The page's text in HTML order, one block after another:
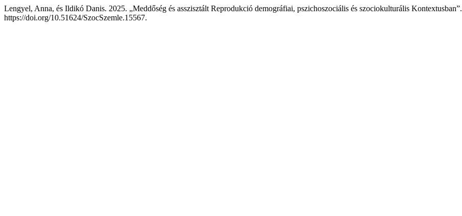
Lengyel, Anna, és Ildikó Danis. 2025. „Meddőség és asszisztált Reprodukció demográfiai, pszichoszociális és szociokulturális Kontextusban”.
https://doi.org/10.51624/SzocSzemle.15567.